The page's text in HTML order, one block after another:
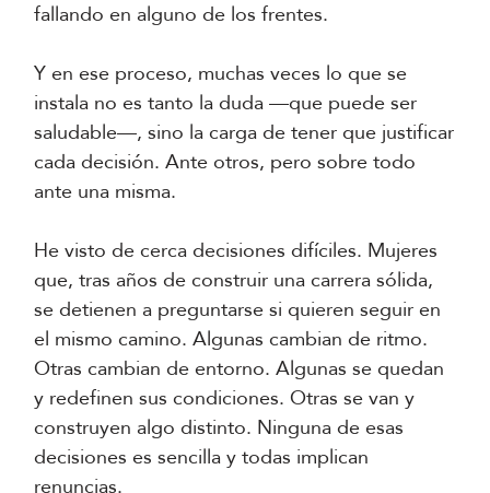
fallando en alguno de los frentes.
Y en ese proceso, muchas veces lo que se
instala no es tanto la duda —que puede ser
saludable—, sino la carga de tener que justificar
cada decisión. Ante otros, pero sobre todo
ante una misma.
He visto de cerca decisiones difíciles. Mujeres
que, tras años de construir una carrera sólida,
se detienen a preguntarse si quieren seguir en
el mismo camino. Algunas cambian de ritmo.
Otras cambian de entorno. Algunas se quedan
y redefinen sus condiciones. Otras se van y
construyen algo distinto. Ninguna de esas
decisiones es sencilla y todas implican
renuncias.